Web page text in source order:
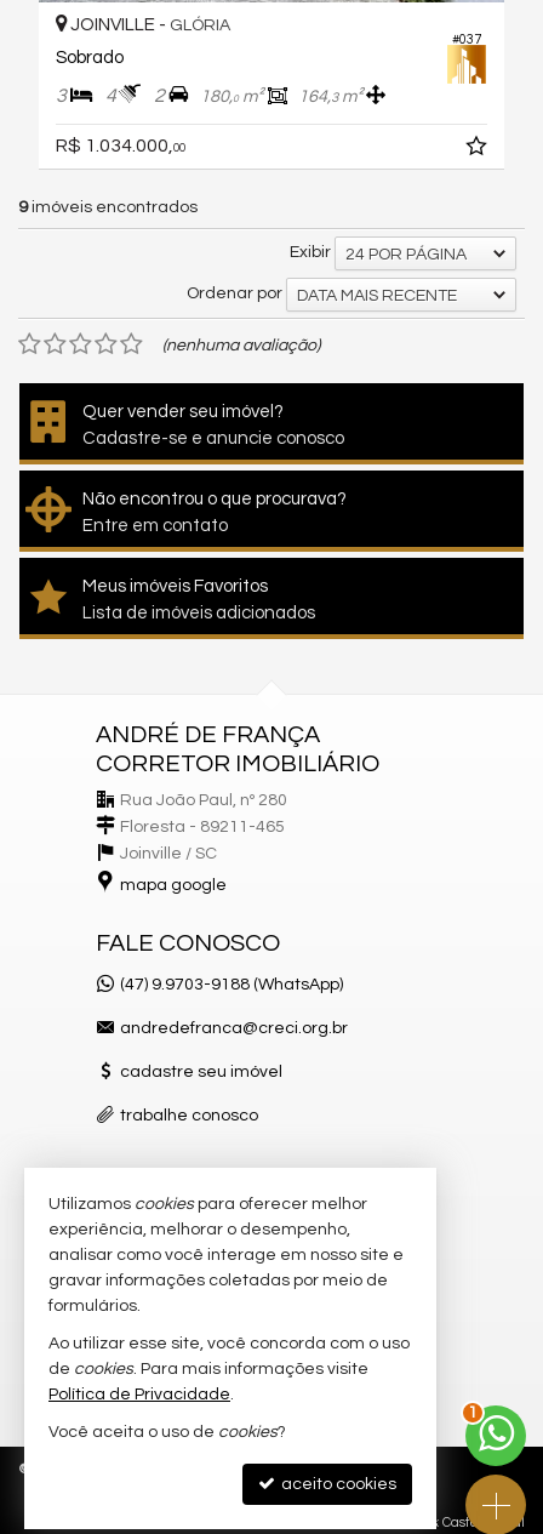
#037
JOINVILLE - GLÓRIA
Sobrado
3 4 2 180,0m² 164,3m²
R$ 1.034.000,00
9imóveis encontrados
Exibir 24 POR PÁGINA
Ordenar por DATA MAIS RECENTE
(nenhuma avaliação)
Quer vender seu imóvel?
Cadastre-se e anuncie conosco
Não encontrou o que procurava?
Entre em contato
Meus imóveis Favoritos
Lista de imóveis adicionados
ANDRÉ DE FRANÇA
CORRETOR IMOBILIÁRIO
Rua João Paul, nº 280
Floresta - 89211-465
Joinville / SC
mapa google
FALE CONOSCO
(47) 9.9703-9188 (WhatsApp)
andredefranca@creci.org.br
cadastre seu imóvel
trabalhe conosco
VEJA MAIS
receba nosso newsletter
imóveis favoritos
mapa de imóveis
© Política de Privacidade
Site para imobiliárias: Castel Digital
2
Utilizamos cookiespara oferecer melhor
experiência, melhorar o desempenho,
analisar como você interage em nosso site e
gravar informações coletadas por meio de
formulários.
Ao utilizar esse site, você concorda com o uso
de cookies. Para mais informações visite
Política de Privacidade.
Você aceita o uso de cookies?
aceito cookies